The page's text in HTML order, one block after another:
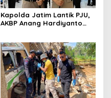
Kapolda Jatim Lantik PJU,
AKBP Anang Hardiyanto